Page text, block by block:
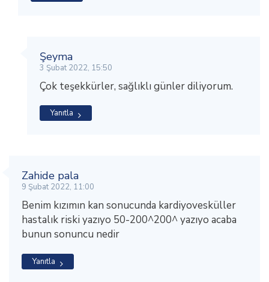
Şeyma
3 Şubat 2022, 15:50
Çok teşekkürler, sağlıklı günler diliyorum.
Yanıtla
Zahide pala
9 Şubat 2022, 11:00
Benim kızımın kan sonucunda kardiyovesküller
hastalık riski yazıyo 50-200^200^ yazıyo acaba
bunun sonuncu nedir
Yanıtla